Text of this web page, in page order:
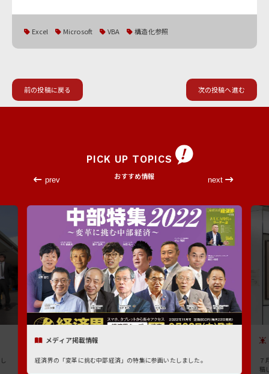
Excel Microsoft VBA 構造化参照
前の投稿に戻る 次の投稿へ進む
PICK UP TOPICS
おすすめ情報
prev next
メディア掲載情報
経済界の「変革に挑む中部経済」の特集に参画いたしました。
７
稿